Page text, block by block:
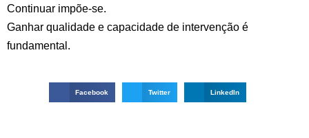
Continuar impõe-se.
Ganhar qualidade e capacidade de intervenção é
fundamental.
Facebook Twitter LinkedIn